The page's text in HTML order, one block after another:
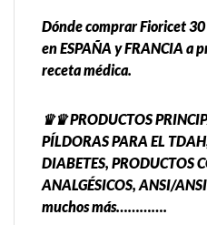
Dónde comprar Fioricet
en ESPAÑA y FRANCIA a
receta médica.
♛♛ PRODUCTOS
PÍLDORAS PARA EL
DIABETES, PRODUCTOS
ANALGÉSICOS, ANSI/
muchos más………….